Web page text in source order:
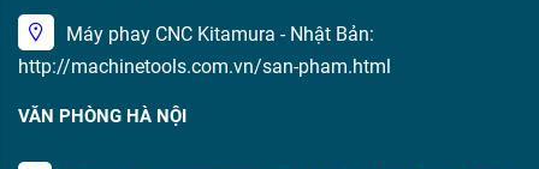
Máy phay CNC Kitamura - Nhật Bản:
http://machinetools.com.vn/san-pham.html
VĂN PHÒNG HÀ NỘI